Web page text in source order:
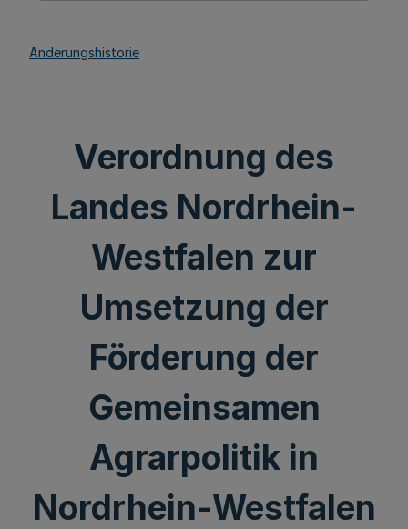
Änderungshistorie
Verordnung des
Landes Nordrhein-
Westfalen zur
Umsetzung der
Förderung der
Gemeinsamen
Agrarpolitik in
Nordrhein-Westfalen